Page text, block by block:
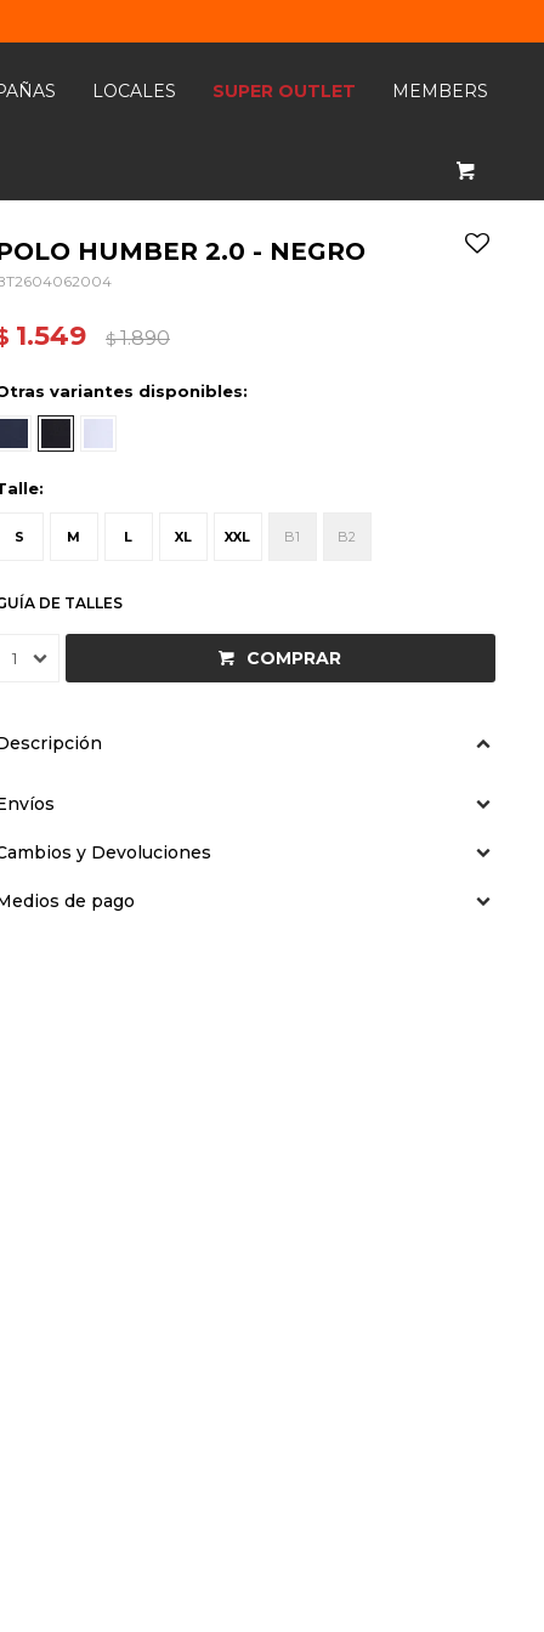
LOCALES SUPER OUTLET MEMBERS
HUMBER 2.0 - NEGRO
1.549 $ 1.890
variantes disponibles:
S M L XL XXL B1 B2
DE TALLES
1 COMPRAR
y Devoluciones
de pago